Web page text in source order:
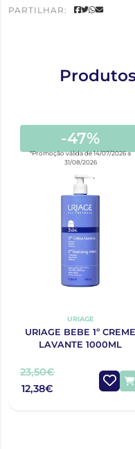
PARTILHAR:
-47%
*Promoção válida de 14/07/2026 a
31/08/2026
URIAGE
URIAGE BEBE 1º CREME
LAVANTE 1000ML
23,50€
12,38€